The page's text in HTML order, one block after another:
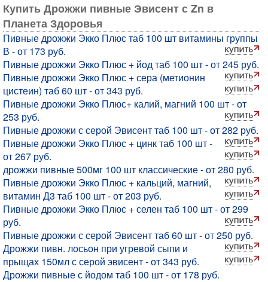
Купить Дрожжи пивные Эвисент с Zn в
Планета Здоровья
Пивные дрожжи Экко Плюс таб 100 шт витамины группы
В - от 173 руб.
Пивные дрожжи Экко Плюс + йод таб 100 шт - от 245 руб.
Пивные дрожжи Экко Плюс + сера (метионин
цистеин) таб 60 шт - от 343 руб.
Пивные дрожжи Экко Плюс+ калий, магний 100 шт - от
253 руб.
Пивные дрожжи с серой Эвисент таб 100 шт - от 282 руб.
Пивные дрожжи Экко Плюс + цинк таб 100 шт -
от 267 руб.
дрожжи пивные 500мг 100 шт классические - от 280 руб.
Пивные дрожжи Экко Плюс + кальций, магний,
витамин Д3 таб 100 шт - от 203 руб.
Пивные дрожжи Экко Плюс + селен таб 100 шт - от 299
руб.
Пивные дрожжи с серой Эвисент таб 60 шт - от 250 руб.
Дрожжи пивн. лосьон при угревой сыпи и
прыщах 150мл с серой эвисент - от 343 руб.
Дрожжи пивные с йодом таб 100 шт - от 178 руб.